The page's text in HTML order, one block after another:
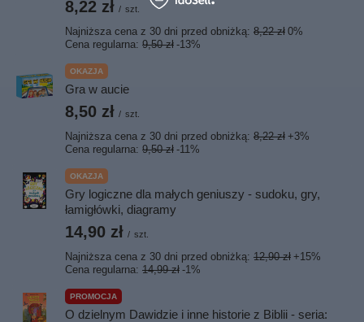
8,22 zł / szt.
Najniższa cena z 30 dni przed obniżką: 8,22 zł 0%
Cena regularna: 9,50 zł -13%
OKAZJA
Gra w aucie
8,50 zł / szt.
Najniższa cena z 30 dni przed obniżką: 8,22 zł +3%
Cena regularna: 9,50 zł -11%
OKAZJA
Gry logiczne dla małych geniuszy - sudoku, gry,
łamigłówki, diagramy
14,90 zł / szt.
Najniższa cena z 30 dni przed obniżką: 12,90 zł +15%
Cena regularna: 14,99 zł -1%
PROMOCJA
O dzielnym Dawidzie i inne historie z Biblii - seria: